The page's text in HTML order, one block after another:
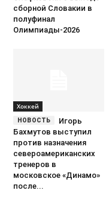
сборной Словакии в
полуфинал
Олимпиады-2026
Хоккей
Игорь
Бахмутов выступил
против назначения
североамериканских
тренеров в
московское «Динамо»
после...